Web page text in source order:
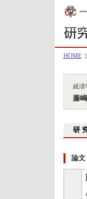
HOME
経済
藤
研
論文